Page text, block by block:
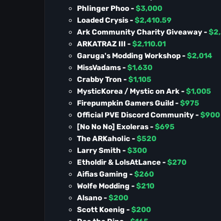
Phlinger Phoo -$3,000
Loaded Crysis -$2,410.59
Ark Community Charity Giveaway -
ARKATRAZ III -$2,110.01
Garuga's Modding Workshop -$2,014
MissVadams -$1,630
Crabby Tron -$1,105
MysticKorea / Mystic on Ark -$1,005
Firepumpkin Gamers Guild -$975
Official PVE Discord Community -$900
[No No No] Exoleras -$695
The ARKaholic -$520
Larry Smith -$300
Etholdir & LolsAtLance -$270
Aifias Gaming -$260
Wolfe Modding -$210
Alsano -$200
Scott Koenig -$200